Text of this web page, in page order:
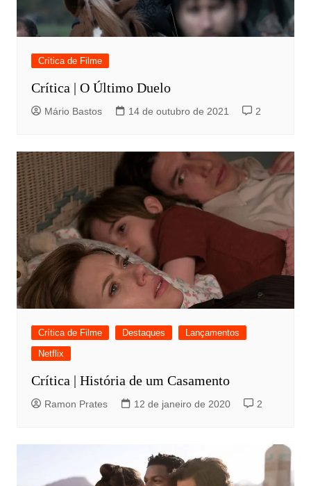
Crítica de Filme
Crítica | O Último Duelo
Mário Bastos 14 de outubro de 2021 2
Crítica de Filme Destaques
Lançamentos
Netflix
Crítica | História de um Casamento
Ramon Prates 12 de janeiro de 2020 2